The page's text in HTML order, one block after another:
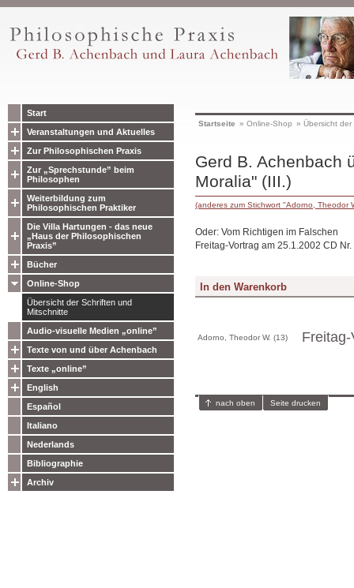
Start
Veranstaltungen und Aktuelles
Zur Philosophischen Praxis
Zur „Sprechstunde” beim
Philosophen
Weiterbildung zum
Philosophischen Praktiker
Die Villa Hartungen - das neue
„Haus der Philosophischen
Praxis”
Bücher
Online-Shop
Übersicht der Schriften und
Mitschnitte
Audio-visuelle Medien „online”
Texte von und über Achenbach
Texte „online”
English
Español
Italiano
Nederlands
Bibliographie
Archiv
Startseite » Online-Shop » Übersicht
Gerd B. Achenbach
Moralia" (III.)
(anderes zum Stichwort "Adorno, Theodor
Oder: Vom Richtigen im Falschen
Freitag-Vortrag am 25.1.2002 CD Nr.
Adorno, Theodor W. (13)
nach oben Seite drucken